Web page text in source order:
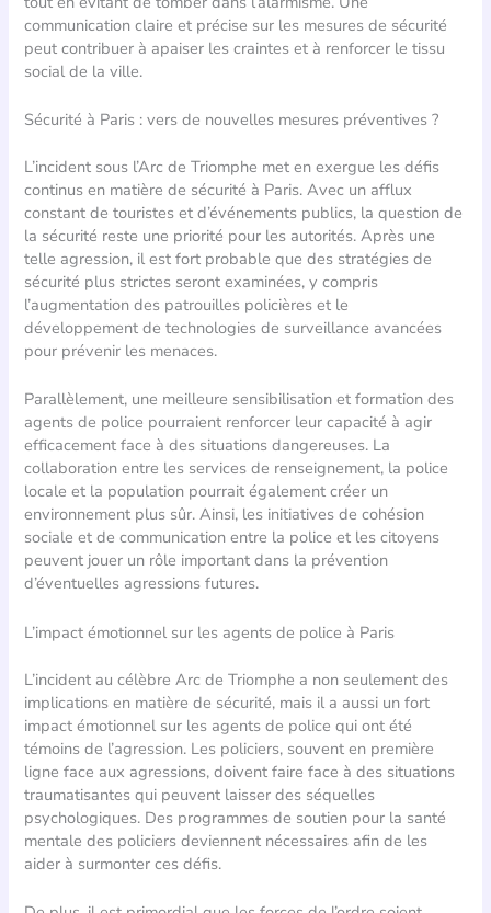
communication claire et précise sur les mesures de sécurité
peut contribuer à apaiser les craintes et à renforcer le tissu
social de la ville.
Sécurité à Paris : vers de nouvelles mesures préventives ?
L’incident sous l’Arc de Triomphe met en exergue les défis
continus en matière de sécurité à Paris. Avec un afflux
constant de touristes et d’événements publics, la question de
la sécurité reste une priorité pour les autorités. Après une
telle agression, il est fort probable que des stratégies de
sécurité plus strictes seront examinées, y compris
l’augmentation des patrouilles policières et le
développement de technologies de surveillance avancées
pour prévenir les menaces.
Parallèlement, une meilleure sensibilisation et formation des
agents de police pourraient renforcer leur capacité à agir
efficacement face à des situations dangereuses. La
collaboration entre les services de renseignement, la police
locale et la population pourrait également créer un
environnement plus sûr. Ainsi, les initiatives de cohésion
sociale et de communication entre la police et les citoyens
peuvent jouer un rôle important dans la prévention
d’éventuelles agressions futures.
L’impact émotionnel sur les agents de police à Paris
L’incident au célèbre Arc de Triomphe a non seulement des
implications en matière de sécurité, mais il a aussi un fort
impact émotionnel sur les agents de police qui ont été
témoins de l’agression. Les policiers, souvent en première
ligne face aux agressions, doivent faire face à des situations
traumatisantes qui peuvent laisser des séquelles
psychologiques. Des programmes de soutien pour la santé
mentale des policiers deviennent nécessaires afin de les
aider à surmonter ces défis.